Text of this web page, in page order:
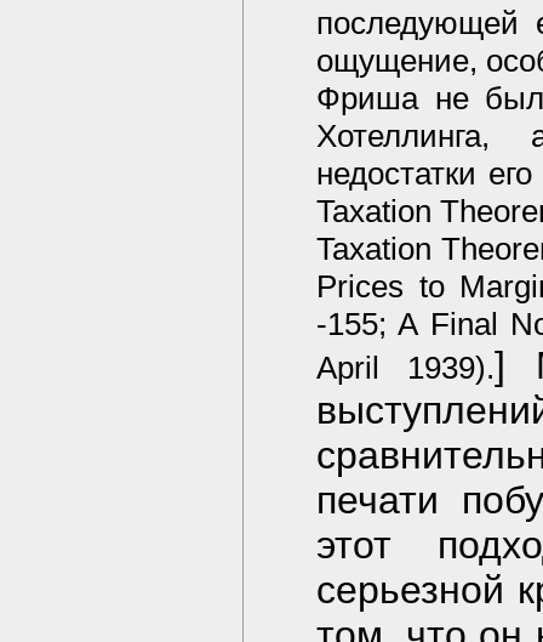
последующей
ощущение,
Фриша не
недостатки
Taxation
Taxation
Prices to
-155; A Final
April 1939).]
печати
этот
серьезной